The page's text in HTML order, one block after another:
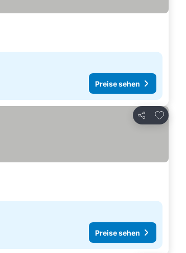
Preise sehen
Teilen
Zu
Preise sehen